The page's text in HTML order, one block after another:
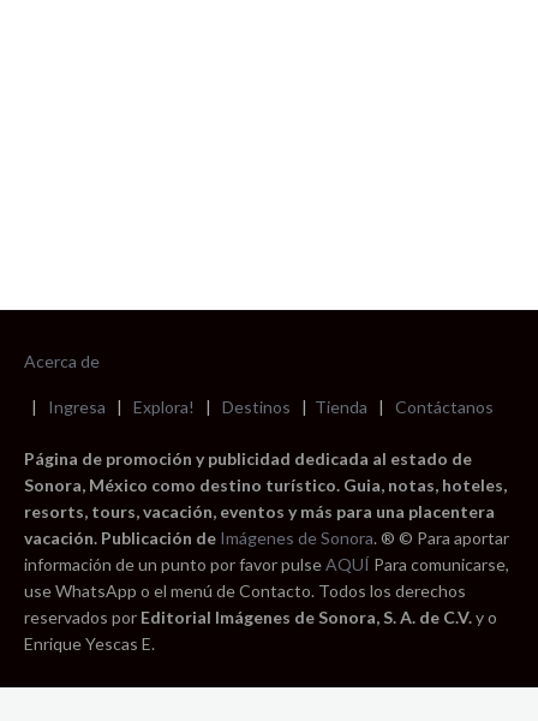
Acerca de
| Ingresa | Explora! | Destinos | Tienda | Contáctanos
Página de promoción y publicidad dedicada al estado de
Sonora, México como destino turístico. Guia, notas, hoteles,
resorts, tours, vacación, eventos y más para una placentera
vacación. Publicación de Imágenes de Sonora. ® © Para aportar
información de un punto por favor pulseAQUÍ Para comunicarse,
use WhatsApp o el menú de Contacto. Todos los derechos
reservados por Editorial Imágenes de Sonora, S. A. de C.V.y o
Enrique Yescas E.